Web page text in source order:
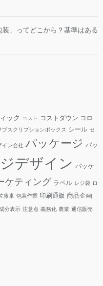
」ってどこから？基準はある
ック コスト コストダウン コロ
ブスクリプションボックス シール セ
イン会社 パッケージ パッ
デザイン パッケ
ケティング ラベル レジ袋 ロ
藤卓 包装作業 印刷通販 商品企画
分表示 注意点 義務化 農業 通信販売